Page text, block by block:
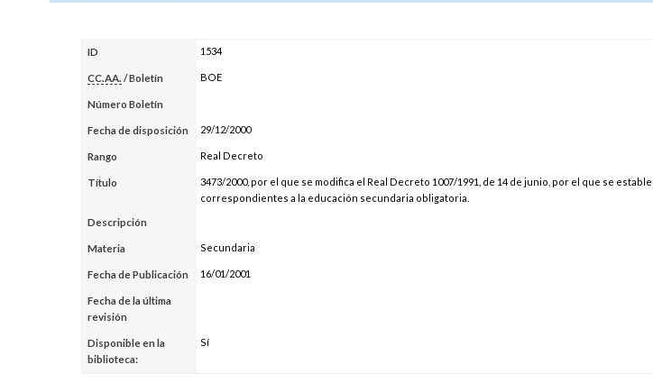
ID 1534
CC.AA. / Boletín BOE
Número Boletín
Fecha de disposición 29/12/2000
Rango Real Decreto
Título
3473/2000, por el que se modifica el Real Decreto 1007/1991, de 14 de junio, por el que se
correspondientes a la educación secundaria obligatoria.
Descripción
Materia Secundaria
Fecha de Publicación 16/01/2001
Fecha de la última
revisión
Disponible en la
biblioteca:
Sí